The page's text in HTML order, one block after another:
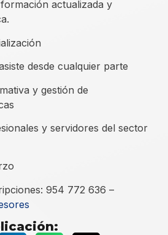
actualizada y
desde cualquier parte
y gestión de
y servidores del sector
954 772 636 –